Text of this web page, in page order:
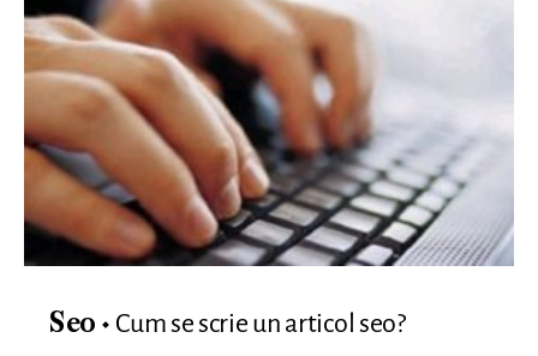
Seo Cum se scrie un articol seo?